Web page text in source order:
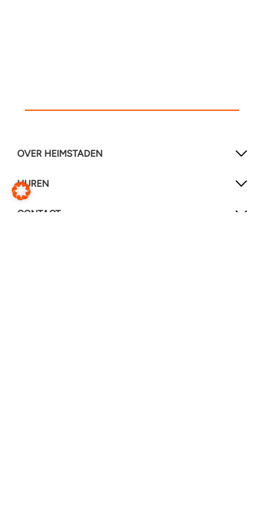
OVER HEIMSTADEN
HUREN
CONTACT